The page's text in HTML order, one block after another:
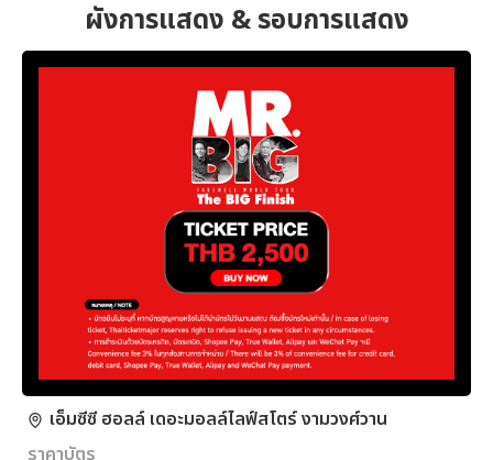
ผังการแสดง & รอบการแสดง
เอ็มซีซี ฮอลล์ เดอะมอลล์ไลฟ์สโตร์ งามวงศ์วาน
ราคาบัตร